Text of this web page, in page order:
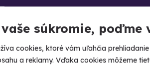
vaše súkromie,
cookies, ktoré vám uľahčia
a reklamy. Vďaka cookies môžeme